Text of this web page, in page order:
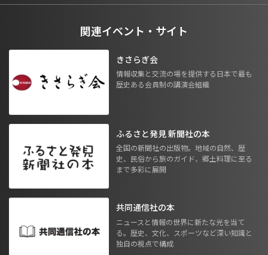
関連イベント・サイト
きさらぎ会
情報収集と交流の場を提供する日本で最も
歴史ある会員制の講演会組織
ふるさと発見 新聞社の本
全国の新聞社の出版物。地域の自然、歴
史、民俗から旅のガイド、郷土料理に至る
まで多彩に展開
共同通信社の本
ニュースと情報の世界に新たな光を当て
る。歴史、文化、スポーツなど深い知識と
独自の視点で構成